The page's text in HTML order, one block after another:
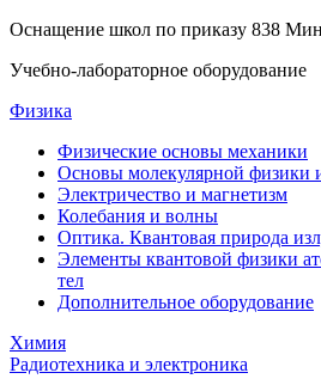
Оснащение школ по приказу 838
Учебно-лабораторное оборудование
Физика
Физические основы механики
Основы молекулярной физики
Электричество и магнетизм
Колебания и волны
Оптика. Квантовая природа
Элементы квантовой физики
тел
Дополнительное оборудование
Химия
Радиотехника и электроника